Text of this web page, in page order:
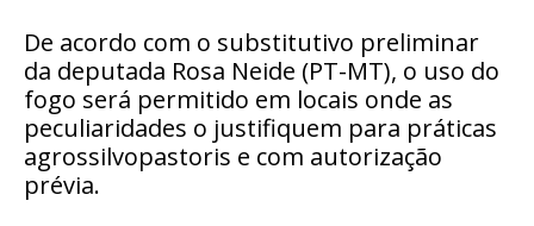
De acordo com o substitutivo preliminar
da deputada Rosa Neide (PT-MT), o uso do
fogo será permitido em locais onde as
peculiaridades o justifiquem para práticas
agrossilvopastoris e com autorização
prévia.